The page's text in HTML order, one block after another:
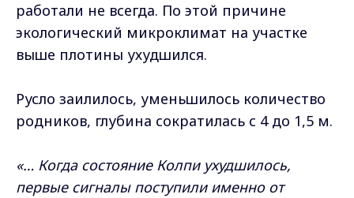
работали не всегда. По этой причине
экологический микроклимат на участке
выше плотины ухудшился.
Русло заилилось, уменьшилось количество
родников, глубина сократилась с 4 до 1,5 м.
«… Когда состояние Колпи ухудшилось,
первые сигналы поступили именно от